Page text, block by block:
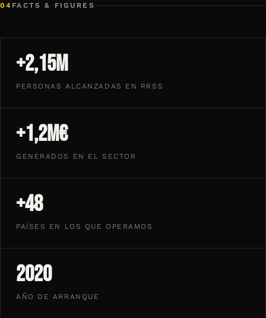
04 FACTS & FIGURES
+2,15M
PERSONAS ALCANZADAS EN RRSS
+1,2M€
GENERADOS EN EL SECTOR
+48
PAÍSES EN LOS QUE OPERAMOS
2020
AÑO DE ARRANQUE